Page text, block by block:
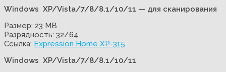
Windows XP/Vista/7/8/8.1/10/11 — для сканирования
Размер: 23 MB
Разрядность: 32/64
Ссылка: Expression Home XP-315
Windows XP/Vista/7/8/8.1/10/11